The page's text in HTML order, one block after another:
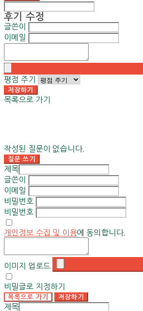
후기 수정
글쓴이
이메일
평점 주기
저장하기
목록으로 가기
작성된 질문이 없습니다.
질문 쓰기
제목
글쓴이
이메일
비밀번호
비밀번호
개인정보 수집 및 이용에 동의합니다.
이미지 업로드
비밀글로 지정하기
목록으로 가기 저장하기
제목